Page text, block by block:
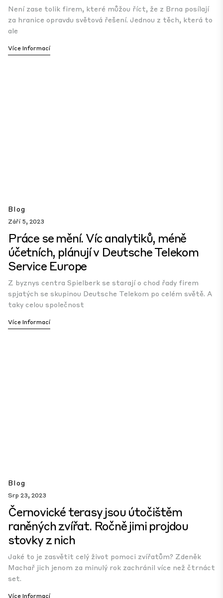
Není zase tolik firem, které můžou říct, že z Brna posílají
za hranice opravdu světová řešení. Jednou z těch, která to
ale
Více Informací
Blog
Září 5, 2023
Práce se mění. Víc analytiků, méně
účetních, plánují v Deutsche Telekom
Service Europe
Z byznys centra Spielberk se starají o chod řady firem
spjatých se skupinou Deutsche Telekom po celém světě. A
taky celou společnost
Více Informací
Blog
Srp 23, 2023
Černovické terasy jsou útočištěm
raněných zvířat. Ročně jimi projdou
stovky z nich
Jaké to je zasvětit celý život pomoci zvířatům? Zdeněk
Machař jich jenom za minulý rok zachránil více než čtrnáct
set.
Více Informací